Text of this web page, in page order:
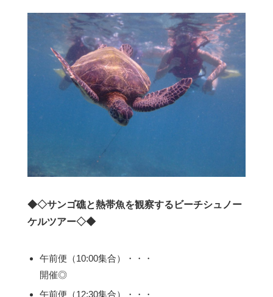
◆◇サンゴ礁と熱帯魚を観察するビーチシュノー
ケルツアー◇◆
午前便（10:00集合）・・・
開催◎
午前便（12:30集合）・・・